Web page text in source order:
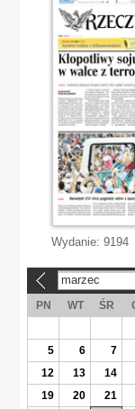
Wydanie: 9194
marzec
PN WT ŚR
5
6 7
12
13 14
19
20 21